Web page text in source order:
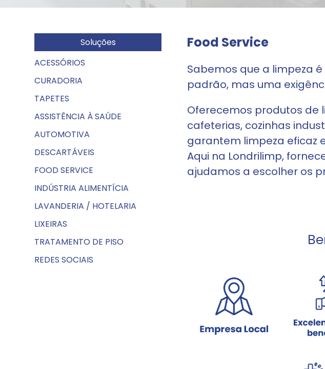
Soluções
ACESSÓRIOS
CURADORIA
TAPETES
ASSISTÊNCIA À SAÚDE
AUTOMOTIVA
DESCARTÁVEIS
FOOD SERVICE
INDÚSTRIA ALIMENTÍCIA
LAVANDERIA / HOTELARIA
LIXEIRAS
TRATAMENTO DE PISO
REDES SOCIAIS
Food Service
Sabemos que a limpeza
padrão, mas uma
Oferecemos produtos
cafeterias, cozinhas
garantem limpeza eficaz
Aqui na Londrilimp,
ajudamos a escolher os